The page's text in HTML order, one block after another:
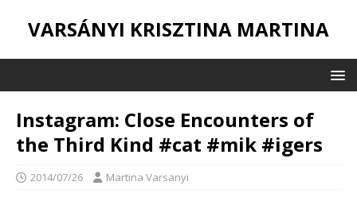
VARSÁNYI KRISZTINA MARTINA
Instagram: Close Encounters of
the Third Kind #cat #mik #igers
2014/07/26 Martina Varsanyi